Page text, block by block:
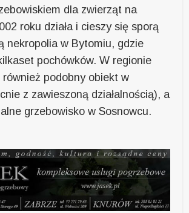
dla zwierząt na
roku działa i cieszy się sporą
nekropolia w Bytomiu, gdzie
pochówków. W regionie
również podobny obiekt w
z zawieszoną działalnością), a
grzebowisko w Sosnowcu.